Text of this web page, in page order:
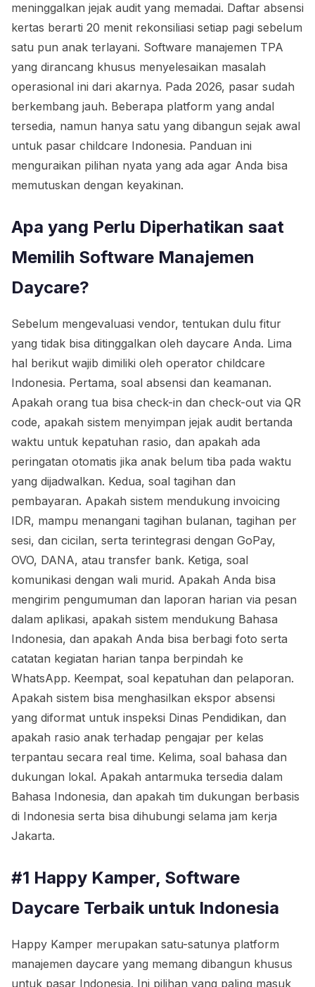
meninggalkan jejak audit yang memadai. Daftar absensi
kertas berarti 20 menit rekonsiliasi setiap pagi sebelum
satu pun anak terlayani. Software manajemen TPA
yang dirancang khusus menyelesaikan masalah
operasional ini dari akarnya. Pada 2026, pasar sudah
berkembang jauh. Beberapa platform yang andal
tersedia, namun hanya satu yang dibangun sejak awal
untuk pasar childcare Indonesia. Panduan ini
menguraikan pilihan nyata yang ada agar Anda bisa
memutuskan dengan keyakinan.
Apa yang Perlu Diperhatikan saat
Memilih Software Manajemen
Daycare?
Sebelum mengevaluasi vendor, tentukan dulu fitur
yang tidak bisa ditinggalkan oleh daycare Anda. Lima
hal berikut wajib dimiliki oleh operator childcare
Indonesia. Pertama, soal absensi dan keamanan.
Apakah orang tua bisa check-in dan check-out via QR
code, apakah sistem menyimpan jejak audit bertanda
waktu untuk kepatuhan rasio, dan apakah ada
peringatan otomatis jika anak belum tiba pada waktu
yang dijadwalkan. Kedua, soal tagihan dan
pembayaran. Apakah sistem mendukung invoicing
IDR, mampu menangani tagihan bulanan, tagihan per
sesi, dan cicilan, serta terintegrasi dengan GoPay,
OVO, DANA, atau transfer bank. Ketiga, soal
komunikasi dengan wali murid. Apakah Anda bisa
mengirim pengumuman dan laporan harian via pesan
dalam aplikasi, apakah sistem mendukung Bahasa
Indonesia, dan apakah Anda bisa berbagi foto serta
catatan kegiatan harian tanpa berpindah ke
WhatsApp. Keempat, soal kepatuhan dan pelaporan.
Apakah sistem bisa menghasilkan ekspor absensi
yang diformat untuk inspeksi Dinas Pendidikan, dan
apakah rasio anak terhadap pengajar per kelas
terpantau secara real time. Kelima, soal bahasa dan
dukungan lokal. Apakah antarmuka tersedia dalam
Bahasa Indonesia, dan apakah tim dukungan berbasis
di Indonesia serta bisa dihubungi selama jam kerja
Jakarta.
#1 Happy Kamper, Software
Daycare Terbaik untuk Indonesia
Happy Kamper merupakan satu-satunya platform
manajemen daycare yang memang dibangun khusus
untuk pasar Indonesia. Ini pilihan yang paling masuk